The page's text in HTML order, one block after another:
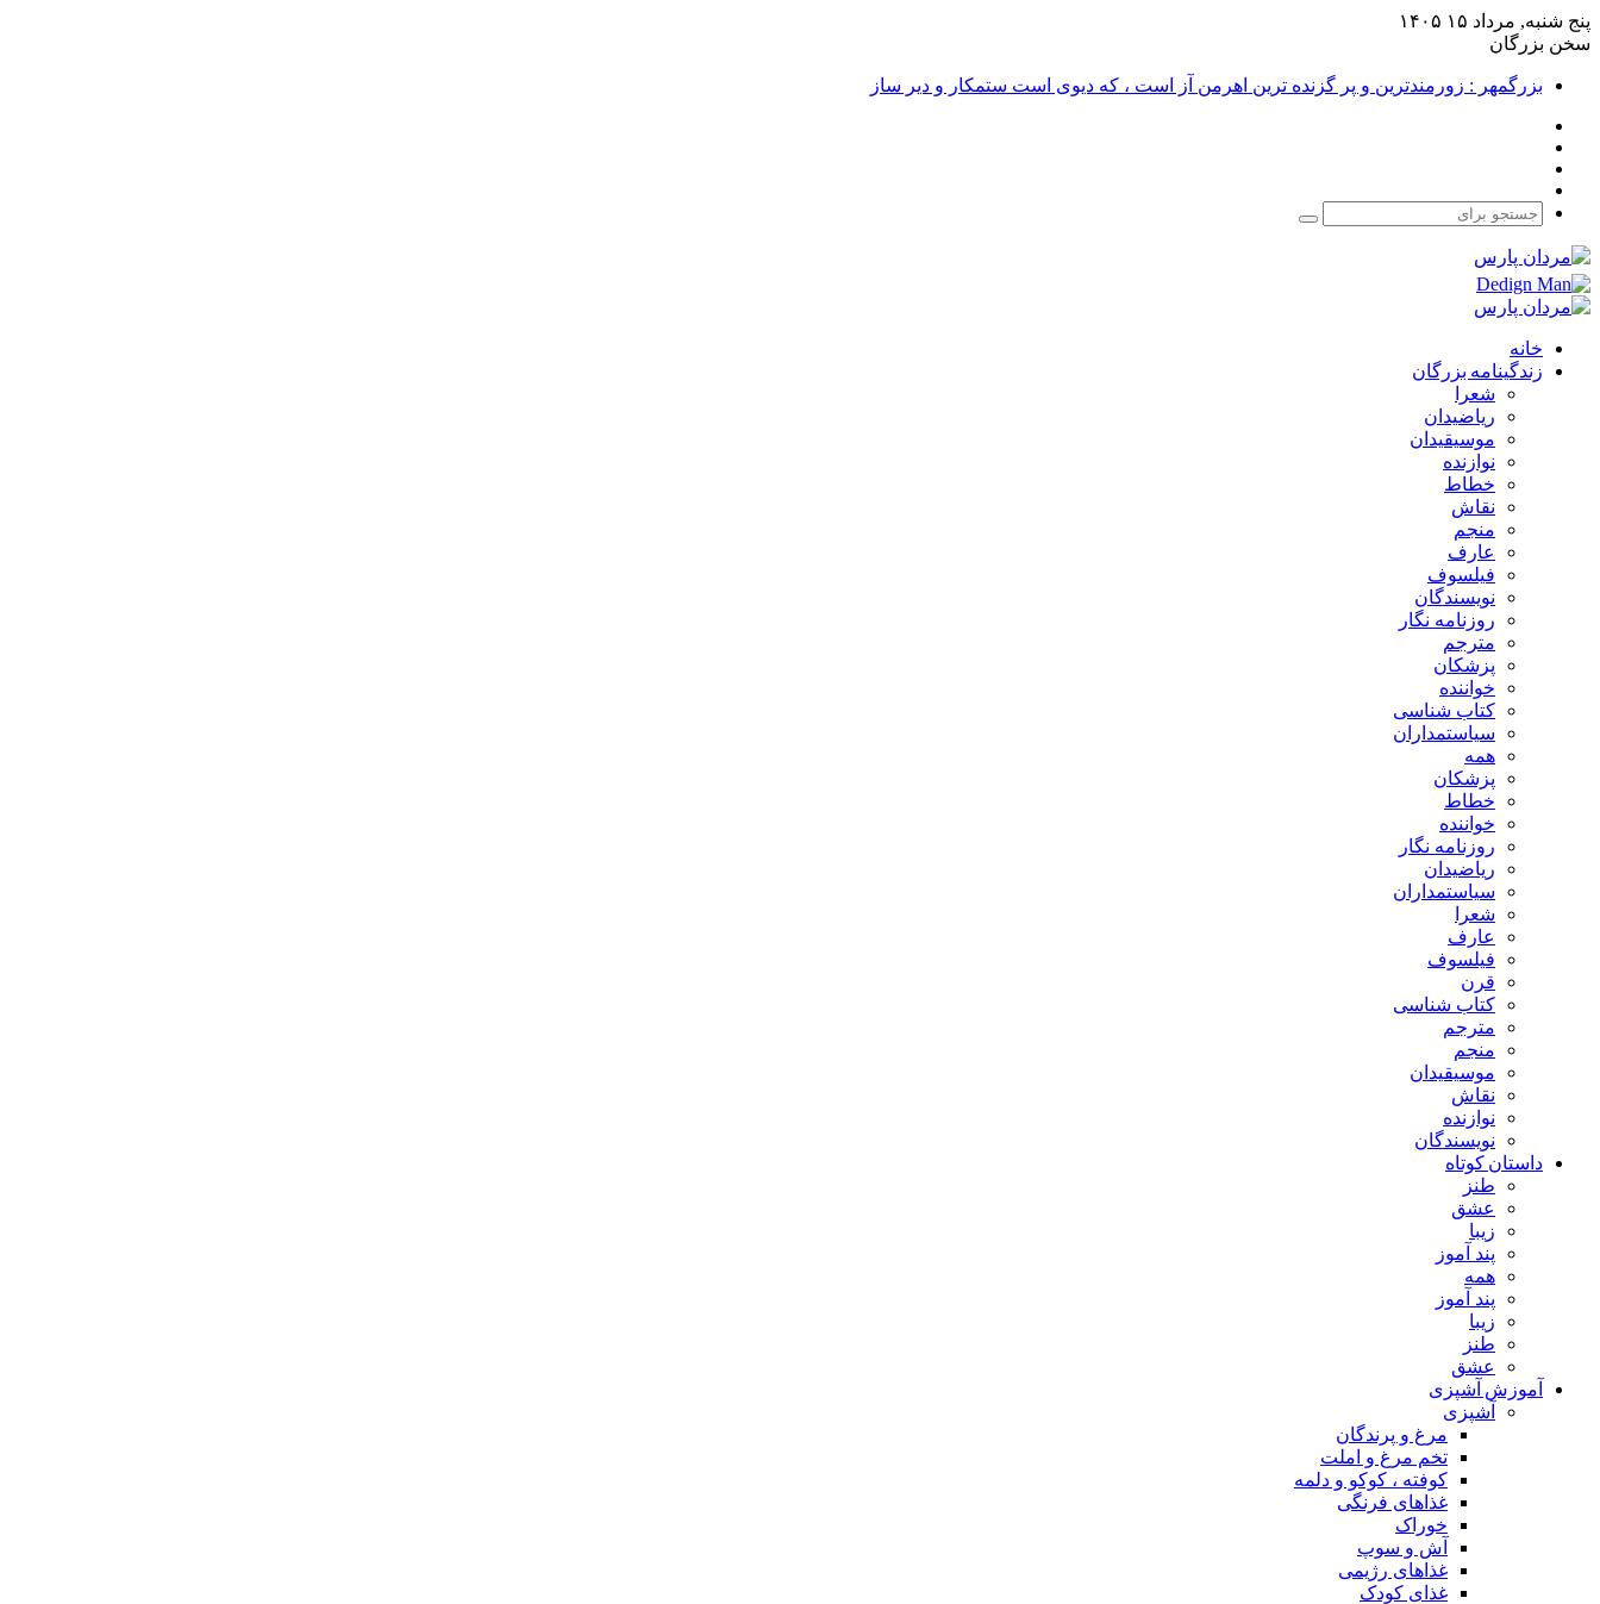
پنج شنبه, مرداد ۱۵ ۱۴۰۵
سخن بزرگان
بزرگمهر : زورمندترین و پر گزنده ترین اهرمن آز است ، که دیوی است ستمکار و دیر ساز
جستجو
خانه
زندگینامه بزرگان
شعرا
ریاضیدان
موسیقیدان
نوازنده
خطاط
نقاش
منجم
عارف
فیلسوف
نویسندگان
روزنامه نگار
مترجم
پزشکان
خواننده
کتاب شناسی
سیاستمداران
همه
پزشکان
خطاط
خواننده
روزنامه نگار
ریاضیدان
سیاستمداران
شعرا
عارف
فیلسوف
قرن
کتاب شناسی
مترجم
منجم
موسیقیدان
نقاش
نوازنده
نویسندگان
داستان کوتاه
طنز
عشق
زیبا
پند آموز
همه
پند آموز
زیبا
طنز
عشق
آموزش آشپزی
آشپزی
مرغ و پرندگان
تخم مرغ و املت
کوفته ، کوکو و دلمه
غذاهای فرنگی
خوراک
آش و سوپ
غذاهای رژیمی
غذای کودک